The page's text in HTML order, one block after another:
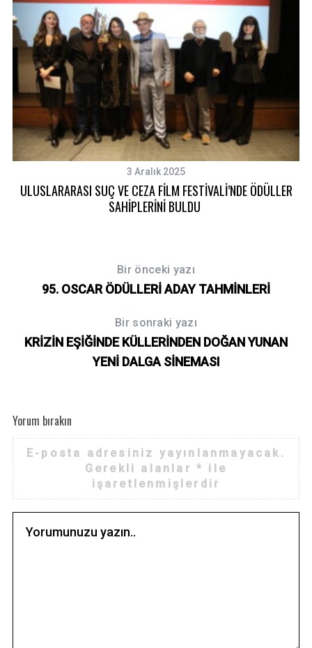
3 Aralık 2025
ULUSLARARASI SUÇ VE CEZA FİLM FESTİVALİ’NDE ÖDÜLLER
SAHİPLERİNİ BULDU
Bir önceki yazı
95. OSCAR ÖDÜLLERİ ADAY TAHMİNLERİ
Bir sonraki yazı
KRİZİN EŞİĞİNDE KÜLLERİNDEN DOĞAN YUNAN
YENİ DALGA SİNEMASI
Yorum bırakın
E-posta adresiniz yayınlanmayacak.
Gerekli alanlar* ile
işaretlenmişlerdir
S
a
r
: